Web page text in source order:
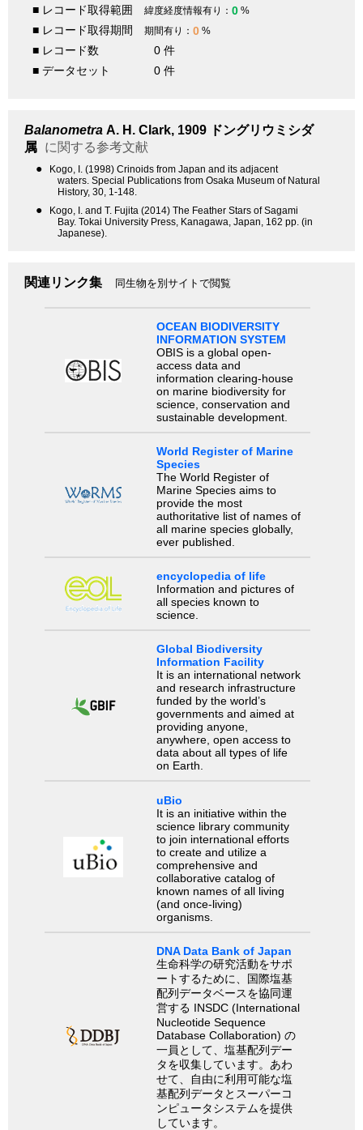
■ レコード取得範囲 緯度経度情報有り： 0 %
■ レコード取得期間 期間有り： 0 %
■ レコード数
0 件
■ データセット
0 件
Balanometra A. H. Clark, 1909 ドングリウミシダ
属 に関する参考文献
●
Kogo, I. (1998) Crinoids from Japan and its adjacent
waters. Special Publications from Osaka Museum of Natural
History, 30, 1-148.
●
Kogo, I. and T. Fujita (2014) The Feather Stars of Sagami
Bay. Tokai University Press, Kanagawa, Japan, 162 pp. (in
Japanese).
関連リンク集 同生物を別サイトで閲覧
OCEAN BIODIVERSITY
INFORMATION SYSTEM
OBIS is a global open-
access data and
information clearing-house
on marine biodiversity for
science, conservation and
sustainable development.
World Register of Marine
Species
The World Register of
Marine Species aims to
provide the most
authoritative list of names of
all marine species globally,
ever published.
encyclopedia of life
Information and pictures of
all species known to
science.
Global Biodiversity
Information Facility
It is an international network
and research infrastructure
funded by the world’s
governments and aimed at
providing anyone,
anywhere, open access to
data about all types of life
on Earth.
uBio
It is an initiative within the
science library community
to join international efforts
to create and utilize a
comprehensive and
collaborative catalog of
known names of all living
(and once-living)
organisms.
DNA Data Bank of Japan
生命科学の研究活動をサポ
ートするために、国際塩基
配列データベースを協同運
営する INSDC (International
Nucleotide Sequence
Database Collaboration) の
一員として、塩基配列デー
タを収集しています。あわ
せて、自由に利用可能な塩
基配列データとスーパーコ
ンピュータシステムを提供
しています。